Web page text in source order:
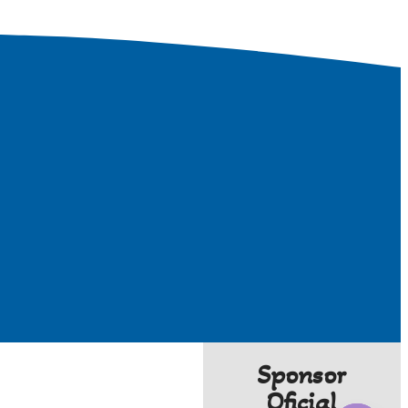
Sponsor